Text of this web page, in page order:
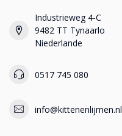
Industrieweg 4-C
9482 TT Tynaarlo
Niederlande
0517 745 080
info@kittenenlijmen.nl